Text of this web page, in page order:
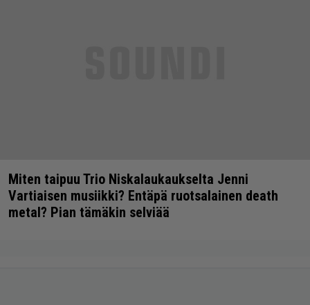
Miten taipuu Trio Niskalaukaukselta Jenni
Vartiaisen musiikki? Entäpä ruotsalainen death
metal? Pian tämäkin selviää